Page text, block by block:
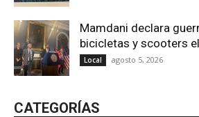
Mamdani declara
bicicletas y scooters
Local agosto 5, 2026
CATEGORÍAS